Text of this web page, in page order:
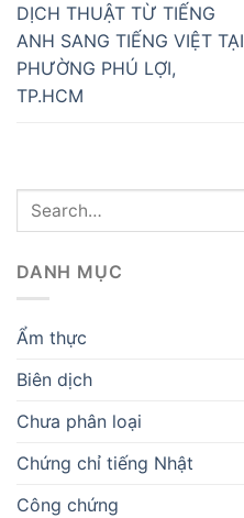
DỊCH THUẬT TỪ TIẾNG
ANH SANG TIẾNG VIỆT TẠI
PHƯỜNG PHÚ LỢI,
TP.HCM
DANH MỤC
Ẩm thực
Biên dịch
Chưa phân loại
Chứng chỉ tiếng Nhật
Công chứng